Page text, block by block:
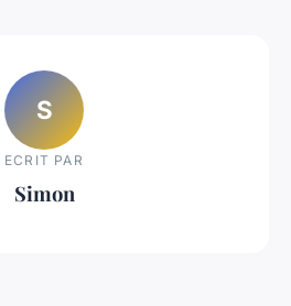
S
ECRIT PAR
Simon